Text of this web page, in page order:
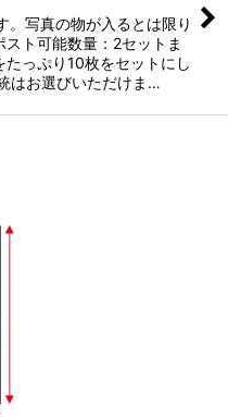
。写真の物が入るとは限り
スト可能数量：2セットま
っぷり10枚をセットにし
はお選びいただけま…